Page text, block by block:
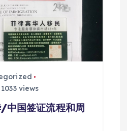
views
中国签证流程和周